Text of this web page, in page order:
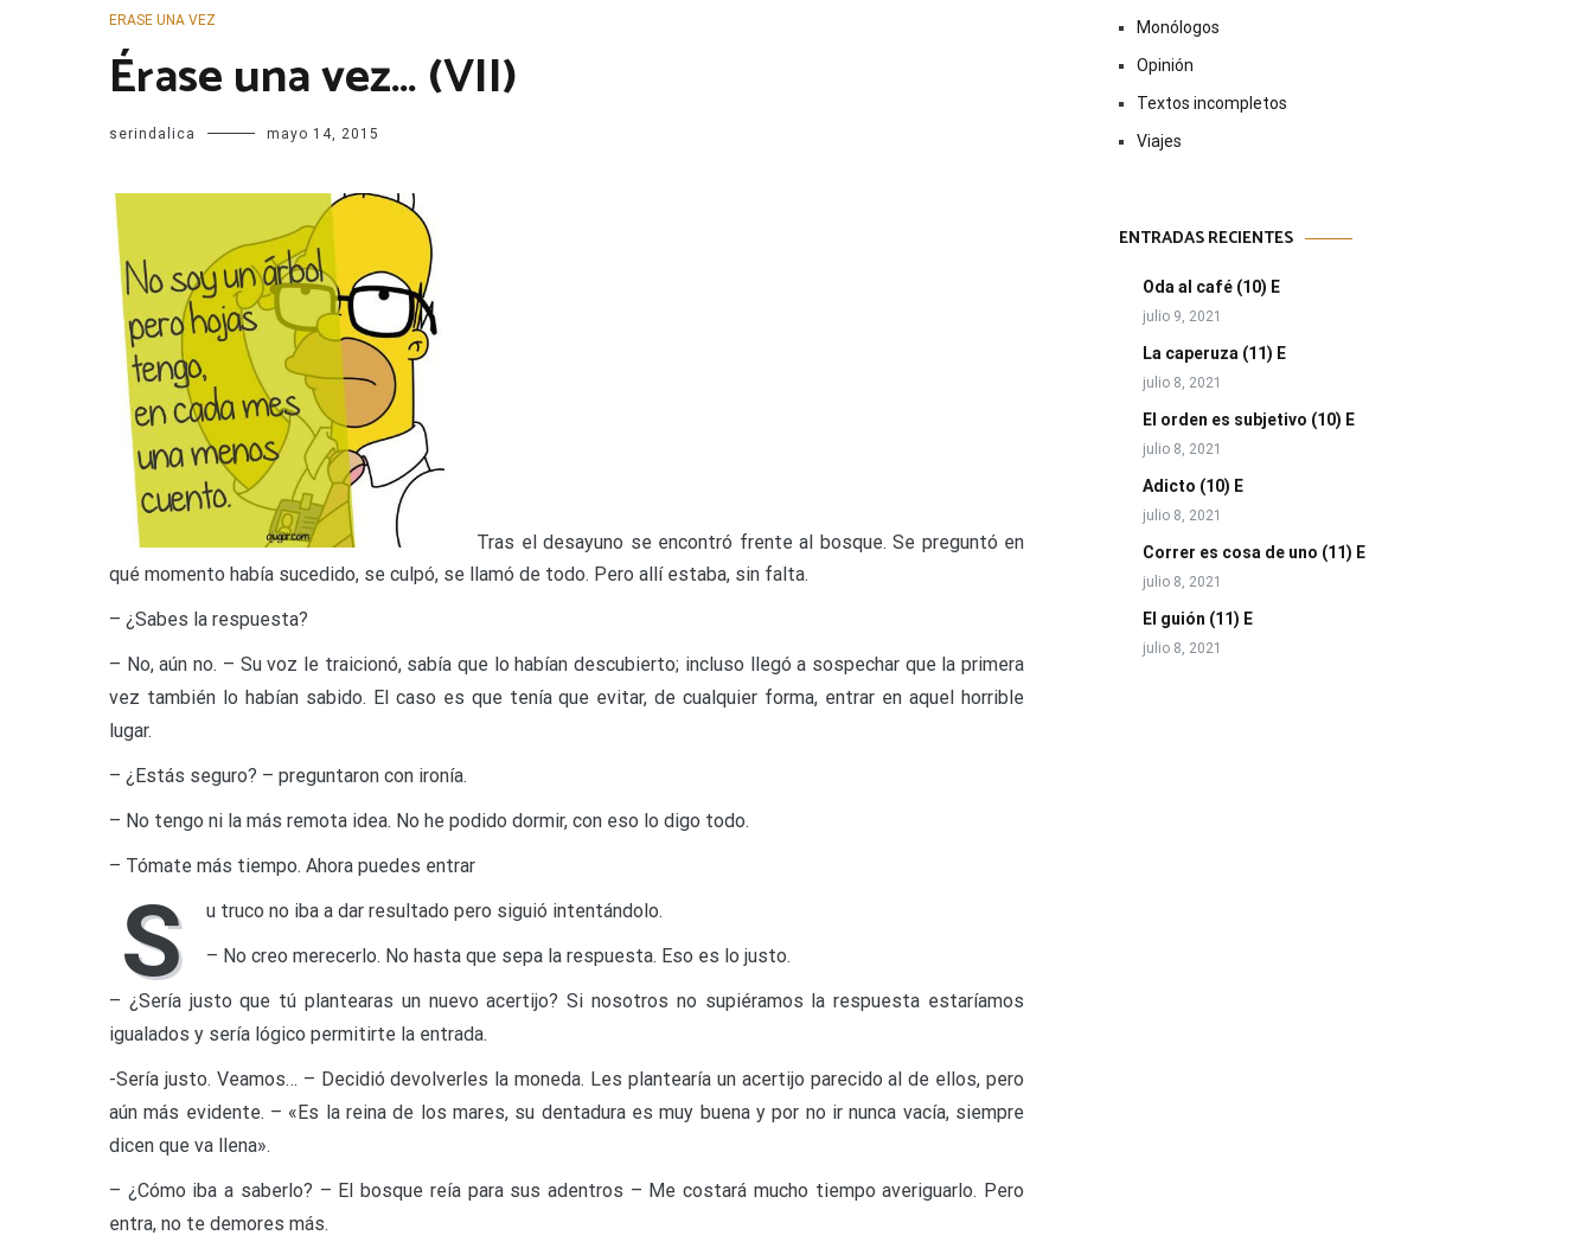
ERASE UNA VEZ
Érase una vez… (VII)
serindalica mayo 14, 2015
Tras el desayuno se encontró frente al bosque. Se preguntó en
qué momento había sucedido, se culpó, se llamó de todo. Pero allí estaba, sin falta.
– ¿Sabes la respuesta?
– No, aún no. – Su voz le traicionó, sabía que lo habían descubierto; incluso llegó a sospechar que la primera
vez también lo habían sabido. El caso es que tenía que evitar, de cualquier forma, entrar en aquel horrible
lugar.
– ¿Estás seguro? – preguntaron con ironía.
– No tengo ni la más remota idea. No he podido dormir, con eso lo digo todo.
– Tómate más tiempo. Ahora puedes entrar
S
u truco no iba a dar resultado pero siguió intentándolo.
– No creo merecerlo. No hasta que sepa la respuesta. Eso es lo justo.
– ¿Sería justo que tú plantearas un nuevo acertijo? Si nosotros no supiéramos la respuesta estaríamos
igualados y sería lógico permitirte la entrada.
-Sería justo. Veamos… – Decidió devolverles la moneda. Les plantearía un acertijo parecido al de ellos, pero
aún más evidente. – «Es la reina de los mares, su dentadura es muy buena y por no ir nunca vacía, siempre
dicen que va llena».
– ¿Cómo iba a saberlo? – El bosque reía para sus adentros – Me costará mucho tiempo averiguarlo. Pero
entra, no te demores más.
Monólogos
Opinión
Textos incompletos
Viajes
ENTRADAS RECIENTES
Oda al café (10) E
julio 9, 2021
La caperuza (11) E
julio 8, 2021
El orden es subjetivo (10) E
julio 8, 2021
Adicto (10) E
julio 8, 2021
Correr es cosa de uno (11) E
julio 8, 2021
El guión (11) E
julio 8, 2021